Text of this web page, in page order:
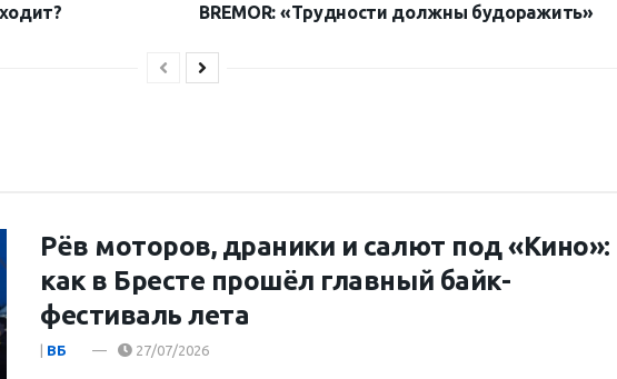
BREMOR: «Трудности должны будоражить»
Рёв моторов, драники и салют под «Кино»:
как в Бресте прошёл главный байк-
фестиваль лета
| ВБ 27/07/2026